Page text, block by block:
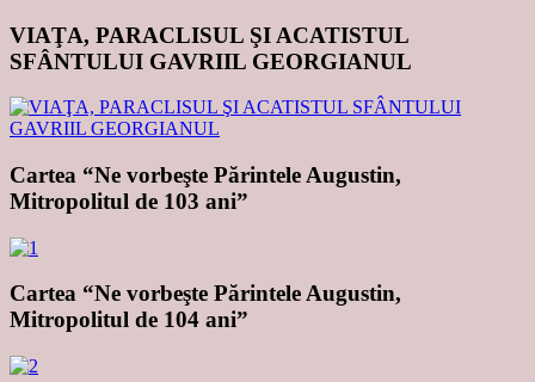
VIAŢA, PARACLISUL ŞI ACATISTUL
SFÂNTULUI GAVRIIL GEORGIANUL
Cartea “Ne vorbeşte Părintele Augustin,
Mitropolitul de 103 ani”
Cartea “Ne vorbeşte Părintele Augustin,
Mitropolitul de 104 ani”